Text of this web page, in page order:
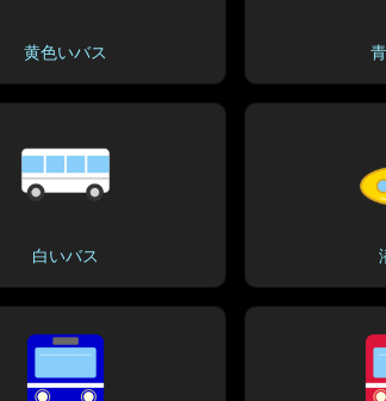
黄色いバス
白いバス